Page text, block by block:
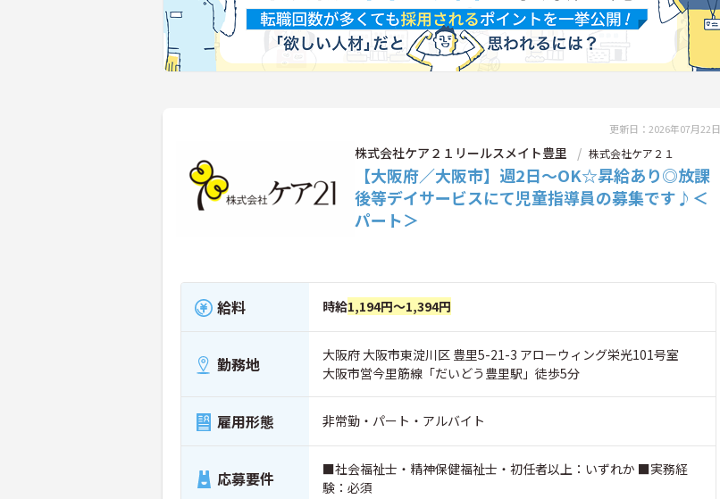
更新日：2026年07月22日
株式会社ケア２１リールスメイト豊里 株式会社ケア２１
【大阪府／大阪市】週2日～OK☆昇給あり◎放課
後等デイサービスにて児童指導員の募集です♪＜
パート＞
給料 時給1,194円～1,394円
勤務地
大阪府 大阪市東淀川区 豊里5-21-3 アローウィング栄光101号室
大阪市営今里筋線「だいどう豊里駅」徒歩5分
雇用形態 非常勤・パート・アルバイト
応募要件
■社会福祉士・精神保健福祉士・初任者以上：いずれか ■実務経
験：必須